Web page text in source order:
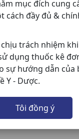
mục đích cung
cách đầy đủ &
chịu trách nhiệm
dụng thuốc kê
sự hướng dẫn của
Y - Dược.
Tôi đồng ý